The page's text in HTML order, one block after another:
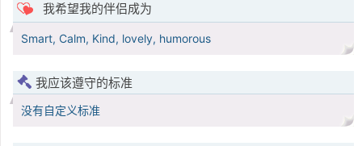
我希望我的伴侣成为
Smart, Calm, Kind, lovely, humorous
我应该遵守的标准
没有自定义标准